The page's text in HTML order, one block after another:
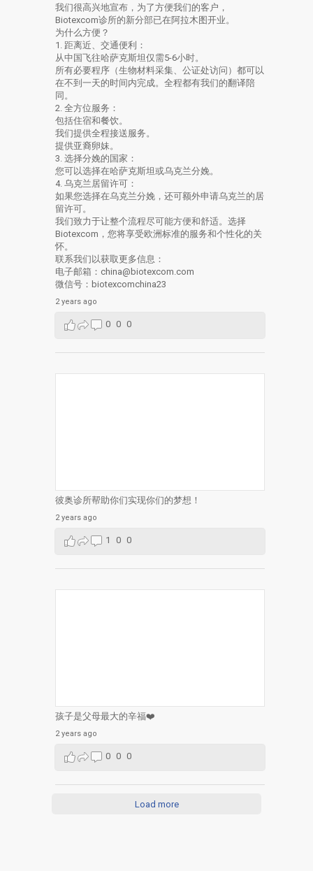
我们很高兴地宣布，为了方便我们的客户，
Biotexcom诊所的新分部已在阿拉木图开业。
为什么方便？
1. 距离近、交通便利：
从中国飞往哈萨克斯坦仅需5-6小时。
所有必要程序（生物材料采集、公证处访问）都可以
在不到一天的时间内完成。全程都有我们的翻译陪
同。
2. 全方位服务：
包括住宿和餐饮。
我们提供全程接送服务。
提供亚裔卵妹。
3. 选择分娩的国家：
您可以选择在哈萨克斯坦或乌克兰分娩。
4. 乌克兰居留许可：
如果您选择在乌克兰分娩，还可额外申请乌克兰的居
留许可。
我们致力于让整个流程尽可能方便和舒适。选择
Biotexcom，您将享受欧洲标准的服务和个性化的关
怀。
联系我们以获取更多信息：
电子邮箱：china@biotexcom.com
微信号：biotexcomchina23
2 years ago
0 0 0
彼奥诊所帮助你们实现你们的梦想！
2 years ago
1 0 0
孩子是父母最大的辛福❤️
2 years ago
0 0 0
Load more